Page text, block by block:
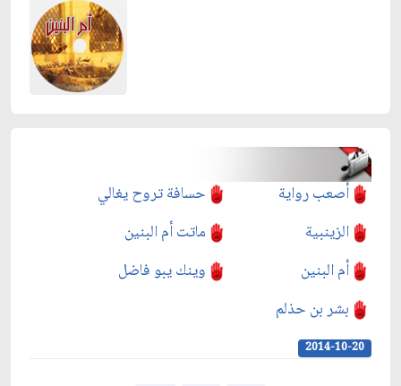
حسافة تروح يغالي
أصعب رواية
ماتت أم البنين
الزينبية
وينك يبو فاضل
أم البنين
بشر بن حذلم
2014-10-20